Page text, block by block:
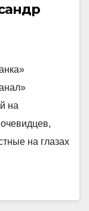
на
на глазах